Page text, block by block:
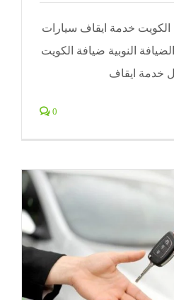
خدمة ايقاف سيارات
الكويت | 65080771| الضيافة النوبية ضيافة الكويت
خدمة ايقاف
0